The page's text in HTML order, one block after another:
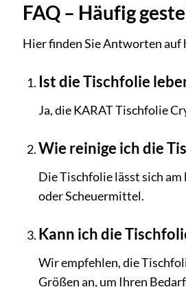
FAQ – Häufig
Hier finden Sie Antworten auf
Ist die Tischfolie
Ja, die KARAT Tischfolie
Wie reinige ich die
Die Tischfolie lässt sich
oder Scheuermittel.
Kann ich die
Wir empfehlen, die
Größen an, um Ihren